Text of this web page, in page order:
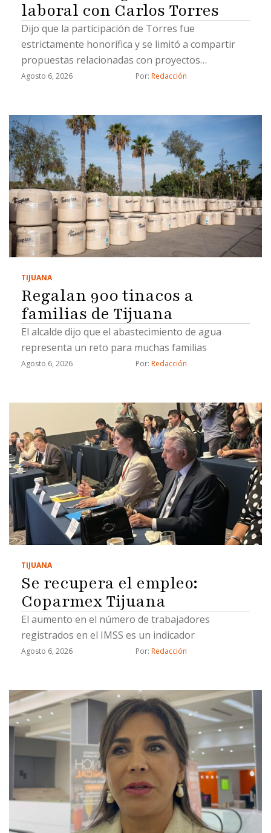
laboral con Carlos Torres
Dijo que la participación de Torres fue
estrictamente honorífica y se limitó a compartir
propuestas relacionadas con proyectos
estratégicos
Agosto 6, 2026 Por: Redacción
TIJUANA
Regalan 900 tinacos a
familias de Tijuana
El alcalde dijo que el abastecimiento de agua
representa un reto para muchas familias
Agosto 6, 2026 Por: Redacción
TIJUANA
Se recupera el empleo:
Coparmex Tijuana
El aumento en el número de trabajadores
registrados en el IMSS es un indicador
Agosto 6, 2026 Por: Redacción